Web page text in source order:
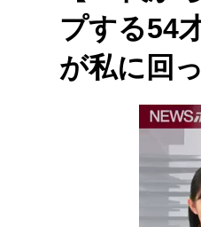
プする54
が私に回